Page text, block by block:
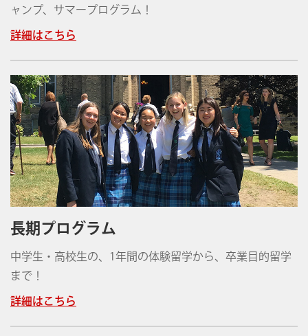
ャンプ、サマープログラム！
詳細はこちら
長期プログラム
中学生・高校生の、1年間の体験留学から、卒業目的留学
まで！
詳細はこちら